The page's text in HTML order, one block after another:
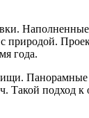
природой.
года.
Такой подход